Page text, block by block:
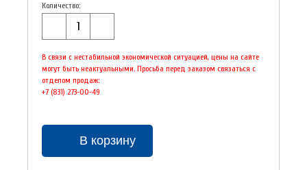
Количество:
В связи с нестабильной экономической ситуацией, цены на сайте
могут быть неактуальными. Просьба перед заказом связаться с
отделом продаж:
+7 (831) 273-00-49
В корзину